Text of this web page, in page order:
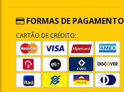
FORMAS DE PAGAMENTO
CARTÃO DE CRÉDITO: